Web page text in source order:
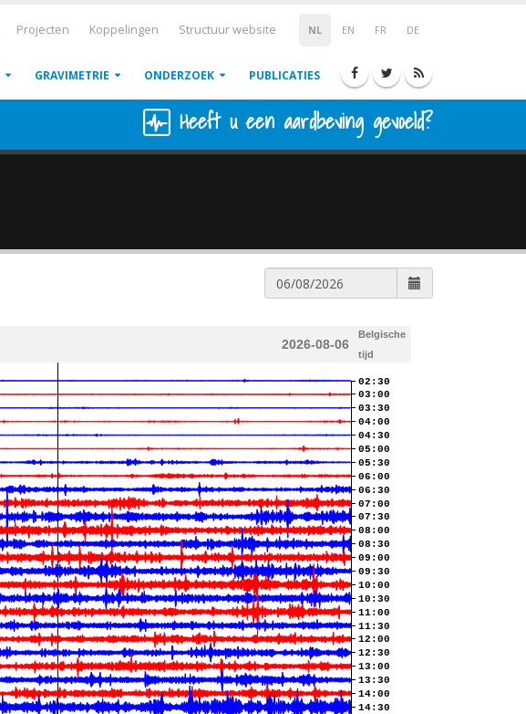
NL EN FR DE
Projecten Koppelingen Structuur website
GRAVIMETRIE ONDERZOEK PUBLICATIES
Heeft u een aardbeving gevoeld?
2026-08-06
Belgische
tijd
02:30
03:00
03:30
04:00
04:30
05:00
05:30
06:00
06:30
07:00
07:30
08:00
08:30
09:00
09:30
10:00
10:30
11:00
11:30
12:00
12:30
13:00
13:30
14:00
14:30